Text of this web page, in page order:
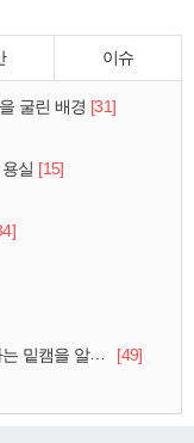
이슈
굴린 배경 [31]
실 [15]
을 알아보자
[49]